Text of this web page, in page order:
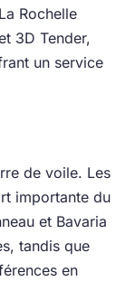
Rochelle
3D Tender,
un service
de voile. Les
importante du
et Bavaria
tandis que
en